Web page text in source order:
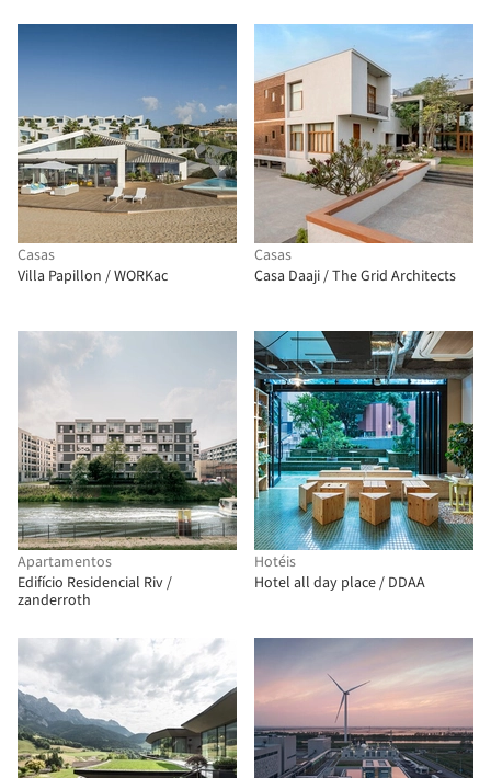
Casas
Villa Papillon / WORKac
Casas
Casa Daaji / The Grid Architects
Apartamentos
Edifício Residencial Riv /
zanderroth
Hotéis
Hotel all day place / DDAA